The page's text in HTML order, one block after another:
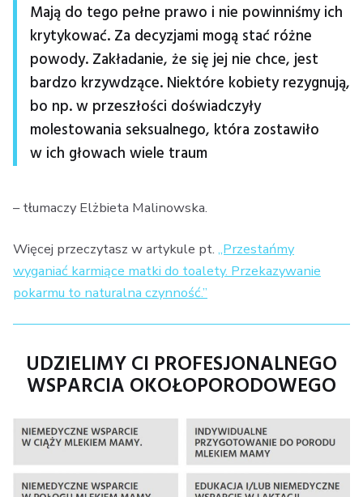
Mają do tego pełne prawo i nie powinniśmy ich
krytykować. Za decyzjami mogą stać różne
powody. Zakładanie, że się jej nie chce, jest
bardzo krzywdzące. Niektóre kobiety rezygnują,
bo np. w przeszłości doświadczyły
molestowania seksualnego, która zostawiło
w ich głowach wiele traum
– tłumaczy Elżbieta Malinowska.
Więcej przeczytasz w artykule pt. „Przestańmy
wyganiać karmiące matki do toalety. Przekazywanie
pokarmu to naturalna czynność.”
UDZIELIMY CI PROFESJONALNEGO
WSPARCIA OKOŁOPORODOWEGO